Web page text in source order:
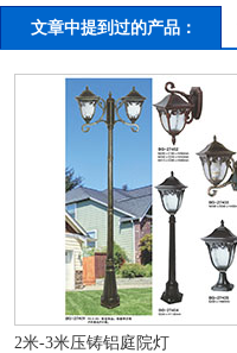
文章中提到过的产品：
2米-3米压铸铝庭院灯